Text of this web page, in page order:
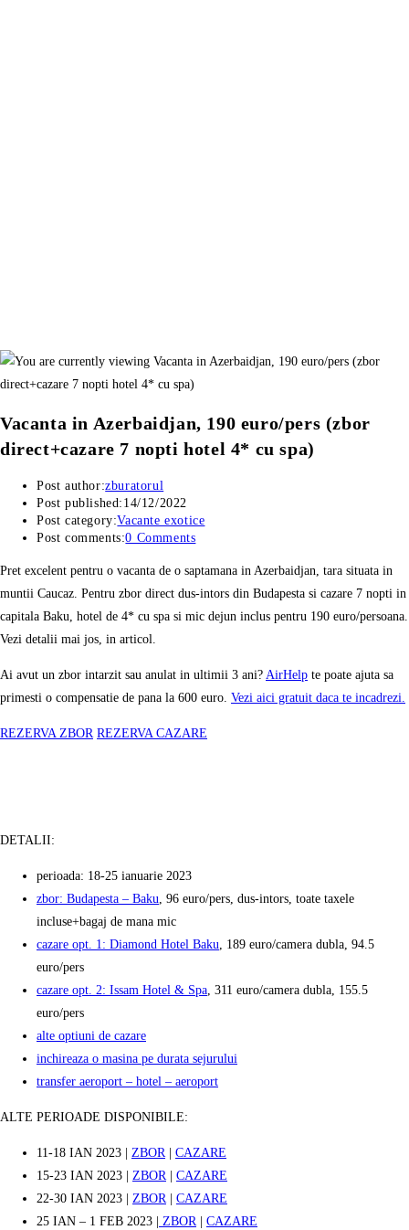
Vacanta in Azerbaidjan, 190 euro/pers (zbor
direct+cazare 7 nopti hotel 4* cu spa)
Post author:zburatorul
Post published: 14/12/2022
Post category:Vacante exotice
Post comments:0 Comments
Pret excelent pentru o vacanta de o saptamana in Azerbaidjan, tara situata in
muntii Caucaz. Pentru zbor direct dus-intors din Budapesta si cazare 7 nopti in
capitala Baku, hotel de 4* cu spa si mic dejun inclus pentru 190 euro/persoana.
Vezi detalii mai jos, in articol.
Ai avut un zbor intarzit sau anulat in ultimii 3 ani? AirHelp te poate ajuta sa
primesti o compensatie de pana la 600 euro. Vezi aici gratuit daca te incadrezi.
REZERVA ZBOR REZERVA CAZARE
DETALII:
perioada: 18-25 ianuarie 2023
zbor: Budapesta – Baku, 96 euro/pers, dus-intors, toate taxele
incluse+bagaj de mana mic
cazare opt. 1: Diamond Hotel Baku, 189 euro/camera dubla, 94.5
euro/pers
cazare opt. 2: Issam Hotel & Spa, 311 euro/camera dubla, 155.5
euro/pers
alte optiuni de cazare
inchireaza o masina pe durata sejurului
transfer aeroport – hotel – aeroport
ALTE PERIOADE DISPONIBILE:
11-18 IAN 2023 | ZBOR| CAZARE
15-23 IAN 2023 | ZBOR| CAZARE
22-30 IAN 2023 | ZBOR| CAZARE
25 IAN – 1 FEB 2023 |
ZBOR| CAZARE